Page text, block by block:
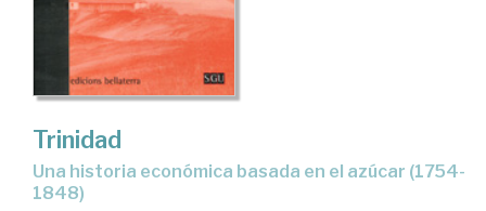
Trinidad
una historia económica basada en el azúcar (1754-
1848)